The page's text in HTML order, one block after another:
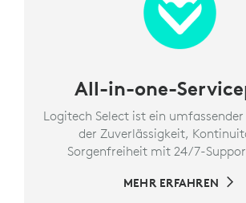
All-in-one-
Logitech Select ist ein umfassender
der Zuverlässigkeit,
Sorgenfreiheit mit 24/7-
MEHR ERFAHREN